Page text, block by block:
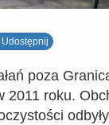
Udostępnij
poza
2011 roku.